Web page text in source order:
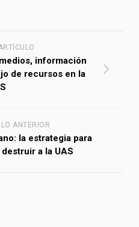
información
de recursos en la
ANTERIOR
la estrategia para
a la UAS